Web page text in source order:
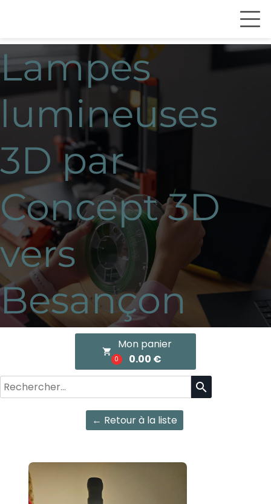
Lampes
lumineuses
3D par
Concept 3D
vers
Besançon
local_grocery_store
0
Mon panier
0.00 €
search
← Retour à la liste